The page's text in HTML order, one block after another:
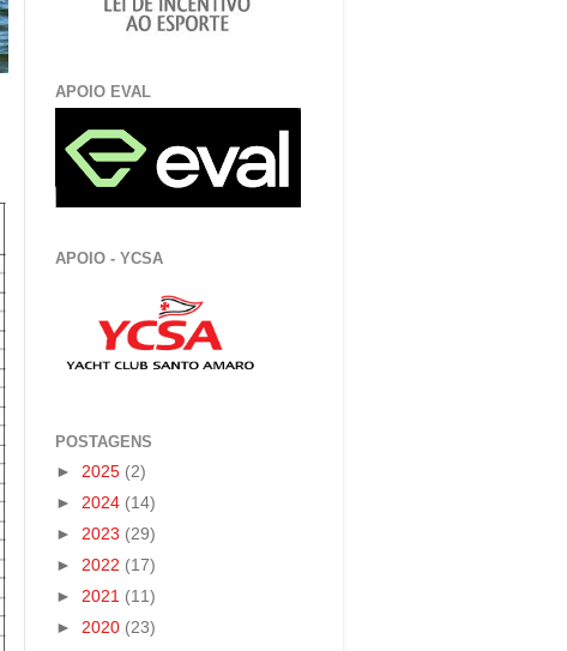
APOIO EVAL
APOIO - YCSA
POSTAGENS
► 2025 (2)
► 2024 (14)
► 2023 (29)
► 2022 (17)
► 2021 (11)
► 2020 (23)